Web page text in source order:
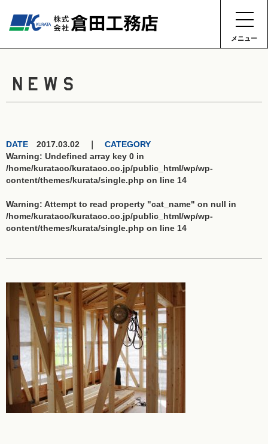
メニュー
NEWS
DATE 2017.03.02 ｜ CATEGORY
Warning: Undefined array key 0 in
/home/kurataco/kurataco.co.jp/public_html/wp/wp-
content/themes/kurata/single.php on line 14
Warning: Attempt to read property "cat_name" on null in
/home/kurataco/kurataco.co.jp/public_html/wp/wp-
content/themes/kurata/single.php on line 14